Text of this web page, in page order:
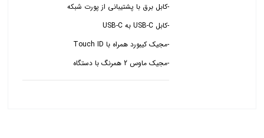
-کابل برق با پشتیبانی از پورت شبکه
-کابل USB-C به USB-C
-مجیک ماوس 2 همرنگ با دستگاه